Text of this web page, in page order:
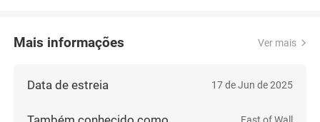
Mais informações Ver mais
Data de estreia 17 de Jun de 2025